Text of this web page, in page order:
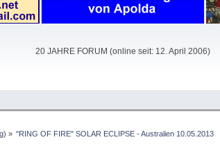
20 JAHRE FORUM (online seit: 12. April 2006)
) » "RING OF FIRE" SOLAR ECLIPSE - Australien 10.05.2013